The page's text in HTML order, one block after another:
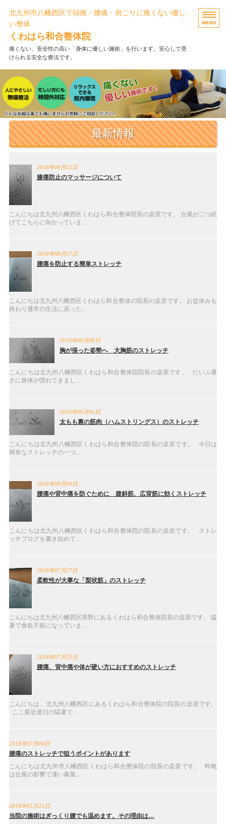
北九州市八幡西区で頭痛・腰痛・肩こりに痛くない優し
い整体
くわはら和合整体院
痛くない、安全性の高い「身体に優しい施術」を行います。安心して受
けられる安全な療法です。
ホーム
施術メニュー・料金
FAQ・お客様の声
当院について
お問い合わせ
最新情報
2018年08月22日
膝痛防止のマッサージについて
こんにちは北九州八幡西区くわはら和合整体院長の桒原です。 台風が二つ続
けてこちらに向かっていま...
2018年08月17日
腰痛を防止する簡単ストレッチ
こんにちは北九州八幡西区くわはら和合整体の院長の桒原です。 お盆休みも
終わり通常の生活に戻った...
2018年08月08日
胸が張った姿勢へ 大胸筋のストレッチ
こんにちは北九州八幡西区くわはら和合整体院院長の桒原です。 だいぶ暑
さに身体が慣れてきまし...
2018年08月06日
太もも裏の筋肉（ハムストリングス）のストレッチ
こんにちは北九州八幡西区くわはら和合整体院の院長の桒原です。 今日は
簡単なストレッチの一つ...
2018年08月04日
腰痛や背中痛を防ぐために 腹斜筋、広背筋に効くストレッチ
こんにちは北九州八幡西区くわはら和合整体院の院長の桒原です。 ストレ
ッチブログを書き始めて...
2018年07月27日
柔軟性が大事な「梨状筋」のストレッチ
こんにちは北九州八幡西区塔野にあるくわはら和合整体院長の桒原です。 猛
暑で食欲不振になっていま...
2018年07月25日
腰痛、背中痛や体が硬い方におすすめのストレッチ
こんにちは、北九州八幡西区にあるくわはら和合整体院の院長の桒原です。
ここ最近連日の猛暑で...
2018年07月04日
腰痛のストレッチで狙うポイントがあります
こんにちは北九州市八幡西区くわはら和合整体院の院長の桒原です。 昨晩
は台風の影響で凄い暴風...
2018年05月21日
当院の施術はぎっくり腰でも温めます。その理由は…